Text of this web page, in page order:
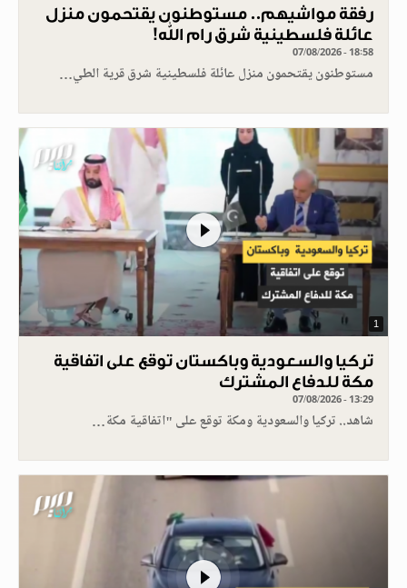
رفقة مواشيهم.. مستوطنون يقتحمون منزل
عائلة فلسطينية شرق رام الله!
07/08/2026 - 18:58
مستوطنون يقتحمون منزل عائلة فلسطينية شرق قرية الطي…
1
تركيا والسعودية وباكستان توقع على اتفاقية
مكة للدفاع المشترك
07/08/2026 - 13:29
شاهد.. تركيا والسعودية ومكة توقع على "اتفاقية مكة…